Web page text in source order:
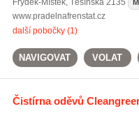
Frýdek-Místek, Těšínská 2135
www.pradelnafrenstat.cz
další pobočky (1)
NAVIGOVAT VOLAT
Čistírna oděvů